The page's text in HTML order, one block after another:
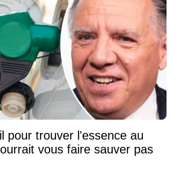
pour trouver l'essence au
vous faire sauver pas